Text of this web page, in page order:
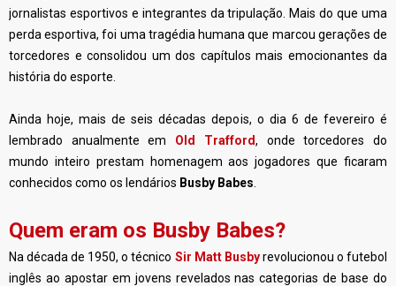
jornalistas esportivos e integrantes da tripulação. Mais do que uma
perda esportiva, foi uma tragédia humana que marcou gerações de
torcedores e consolidou um dos capítulos mais emocionantes da
história do esporte.
Ainda hoje, mais de seis décadas depois, o dia 6 de fevereiro é
lembrado anualmente em Old Trafford, onde torcedores do
mundo inteiro prestam homenagem aos jogadores que ficaram
conhecidos como os lendários Busby Babes
Quem eram os Busby Babes?
Na década de 1950, o técnico Sir Matt Busbyrevolucionou o futebol
inglês ao apostar em jovens revelados nas categorias de base do